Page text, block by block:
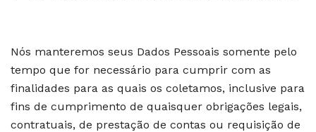
Nós manteremos seus Dados Pessoais somente pelo
tempo que for necessário para cumprir com as
finalidades para as quais os coletamos, inclusive para
fins de cumprimento de quaisquer obrigações legais,
contratuais, de prestação de contas ou requisição de